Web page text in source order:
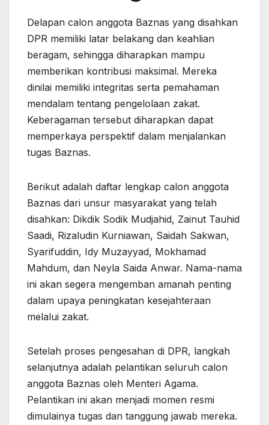
Delapan calon anggota Baznas yang disahkan
DPR memiliki latar belakang dan keahlian
beragam, sehingga diharapkan mampu
memberikan kontribusi maksimal. Mereka
dinilai memiliki integritas serta pemahaman
mendalam tentang pengelolaan zakat.
Keberagaman tersebut diharapkan dapat
memperkaya perspektif dalam menjalankan
tugas Baznas.
Berikut adalah daftar lengkap calon anggota
Baznas dari unsur masyarakat yang telah
disahkan: Dikdik Sodik Mudjahid, Zainut Tauhid
Saadi, Rizaludin Kurniawan, Saidah Sakwan,
Syarifuddin, Idy Muzayyad, Mokhamad
Mahdum, dan Neyla Saida Anwar. Nama-nama
ini akan segera mengemban amanah penting
dalam upaya peningkatan kesejahteraan
melalui zakat.
Setelah proses pengesahan di DPR, langkah
selanjutnya adalah pelantikan seluruh calon
anggota Baznas oleh Menteri Agama.
Pelantikan ini akan menjadi momen resmi
dimulainya tugas dan tanggung jawab mereka.